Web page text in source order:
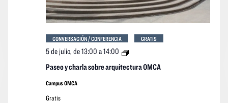
Paseo y charla sobre arquitectura OMCA
5 de julio, de 13:00 a14:00
Paseo
charla
CONVERSACIÓN / CONFERENCIA GRATIS
Campus OMCA
Gratis